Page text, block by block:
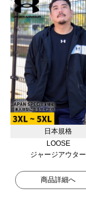
日本規格
LOOSE
ジャージアウター
商品詳細へ